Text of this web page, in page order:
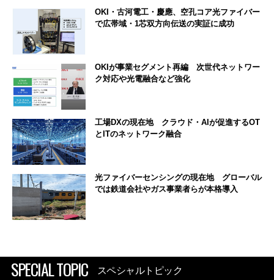
OKI・古河電工・慶應、空孔コア光ファイバー
で広帯域・1芯双方向伝送の実証に成功
OKIが事業セグメント再編 次世代ネットワー
ク対応や光電融合など強化
工場DXの現在地 クラウド・AIが促進するOT
とITのネットワーク融合
光ファイバーセンシングの現在地 グローバル
では鉄道会社やガス事業者らが本格導入
SPECIAL TOPIC スペシャルトピック